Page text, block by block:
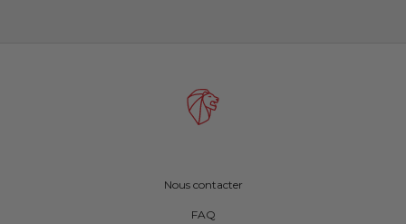
Nous contacter
FAQ